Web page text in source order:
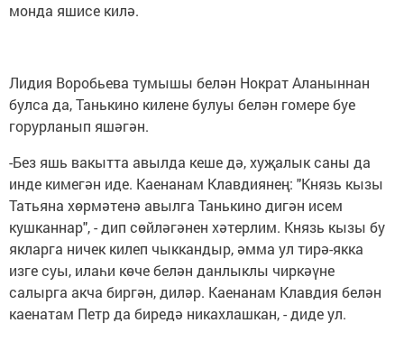
монда яшисе килә.
Лидия Воробьева тумышы белән Нократ Аланыннан
булса да, Танькино килене булуы белән гомере буе
горурланып яшәгән.
-Без яшь вакытта авылда кеше дә, хуҗалык саны да
инде кимегән иде. Каенанам Клавдиянең: "Князь кызы
Татьяна хөрмәтенә авылга Танькино дигән исем
кушканнар", - дип сөйләгәнен хәтерлим. Князь кызы бу
якларга ничек килеп чыккандыр, әмма ул тирә-якка
изге суы, илаһи көче белән данлыклы чиркәүне
салырга акча биргән, диләр. Каенанам Клавдия белән
каенатам Петр да биредә никахлашкан, - диде ул.